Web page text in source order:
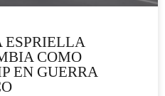
ESPRIELLA
COMO
EN GUERRA